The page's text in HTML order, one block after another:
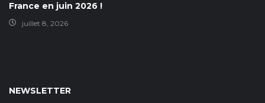
France en juin 2026 !
juillet 8, 2026
NEWSLETTER